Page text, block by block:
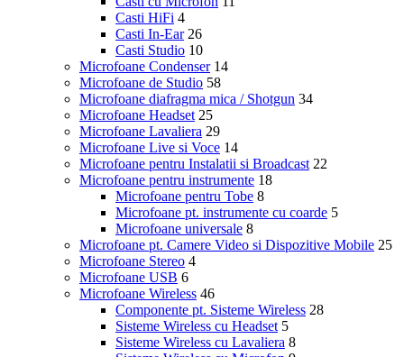
Casti HiFi 4
Casti In-Ear 26
Casti Studio 10
Microfoane Condenser 14
Microfoane de Studio 58
Microfoane diafragma mica / Shotgun 34
Microfoane Headset 25
Microfoane Lavaliera 29
Microfoane Live si Voce 14
Microfoane pentru Instalatii si Broadcast 22
Microfoane pentru instrumente 18
Microfoane pentru Tobe 8
Microfoane pt. instrumente cu coarde 5
Microfoane universale 8
Microfoane pt. Camere Video si Dispozitive Mobile 25
Microfoane Stereo 4
Microfoane USB 6
Microfoane Wireless 46
Componente pt. Sisteme Wireless 28
Sisteme Wireless cu Headset 5
Sisteme Wireless cu Lavaliera 8